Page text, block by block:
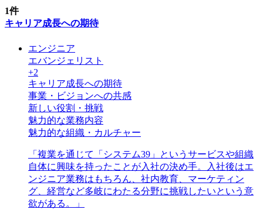
1件
キャリア成長への期待
エンジニア
エバンジェリスト
+2
キャリア成長への期待
事業・ビジョンへの共感
新しい役割・挑戦
魅力的な業務内容
魅力的な組織・カルチャー
「 複業を通じて「システム39」というサービスや組織
自体に興味を持ったことが入社の決め手。入社後はエ
ンジニア業務はもちろん、社内教育、マーケティン
グ、経営など多岐にわたる分野に挑戦したいという意
欲がある。
」